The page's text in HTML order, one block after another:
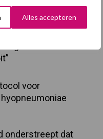
Alles accepteren
voor
onderstreept dat